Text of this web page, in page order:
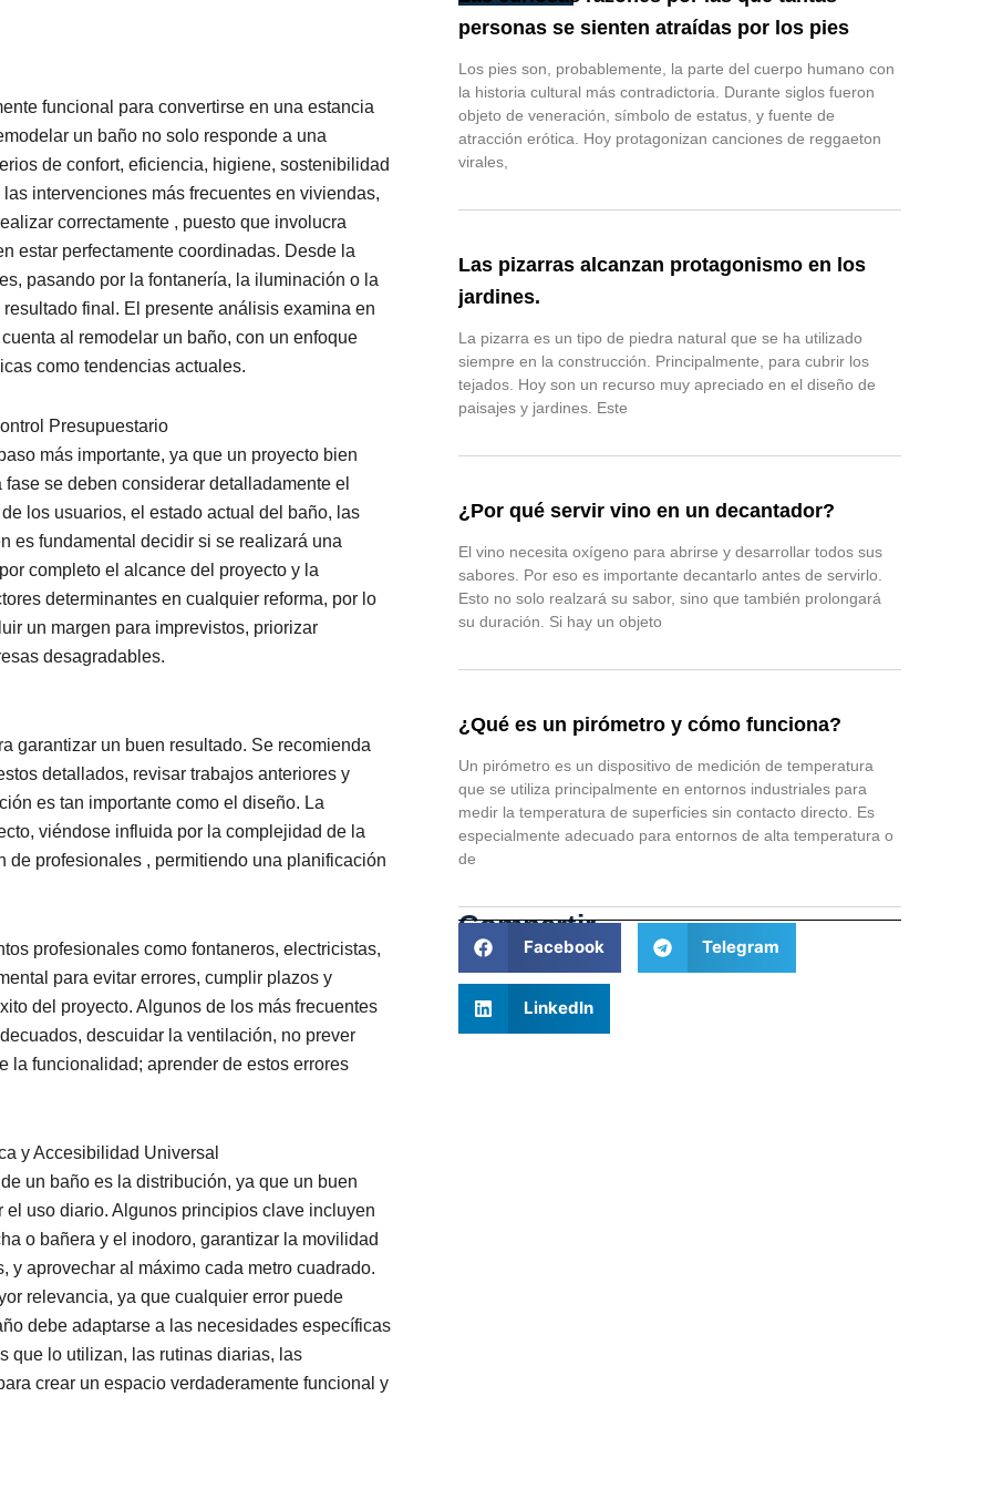
funcional para convertirse en una estancia
un baño no solo responde a una
de confort, eficiencia, higiene, sostenibilidad
intervenciones más frecuentes en viviendas,
correctamente , puesto que involucra
estar perfectamente coordinadas. Desde la
pasando por la fontanería, la iluminación o la
final. El presente análisis examina en
al remodelar un baño, con un enfoque
como tendencias actuales.
Presupuestario
más importante, ya que un proyecto bien
se deben considerar detalladamente el
los usuarios, el estado actual del baño, las
es fundamental decidir si se realizará una
completo el alcance del proyecto y la
determinantes en cualquier reforma, por lo
un margen para imprevistos, priorizar
desagradables.
garantizar un buen resultado. Se recomienda
detallados, revisar trabajos anteriores y
es tan importante como el diseño. La
viéndose influida por la complejidad de la
profesionales , permitiendo una planificación
profesionales como fontaneros, electricistas,
para evitar errores, cumplir plazos y
del proyecto. Algunos de los más frecuentes
descuidar la ventilación, no prever
la funcionalidad; aprender de estos errores
y Accesibilidad Universal
un baño es la distribución, ya que un buen
uso diario. Algunos principios clave incluyen
o bañera y el inodoro, garantizar la movilidad
y aprovechar al máximo cada metro cuadrado.
relevancia, ya que cualquier error puede
debe adaptarse a las necesidades específicas
que lo utilizan, las rutinas diarias, las
crear un espacio verdaderamente funcional y
personas se sienten atraídas por los pies
Los pies son, probablemente, la parte del cuerpo humano con
la historia cultural más contradictoria. Durante siglos fueron
objeto de veneración, símbolo de estatus, y fuente de
atracción erótica. Hoy protagonizan canciones de reggaeton
virales,
Las pizarras alcanzan protagonismo en los
jardines.
La pizarra es un tipo de piedra natural que se ha utilizado
siempre en la construcción. Principalmente, para cubrir los
tejados. Hoy son un recurso muy apreciado en el diseño de
paisajes y jardines. Este
¿Por qué servir vino en un decantador?
El vino necesita oxígeno para abrirse y desarrollar todos sus
sabores. Por eso es importante decantarlo antes de servirlo.
Esto no solo realzará su sabor, sino que también prolongará
su duración. Si hay un objeto
¿Qué es un pirómetro y cómo funciona?
Un pirómetro es un dispositivo de medición de temperatura
que se utiliza principalmente en entornos industriales para
medir la temperatura de superficies sin contacto directo. Es
especialmente adecuado para entornos de alta temperatura o
de
Compartir
Facebook Telegram
LinkedIn